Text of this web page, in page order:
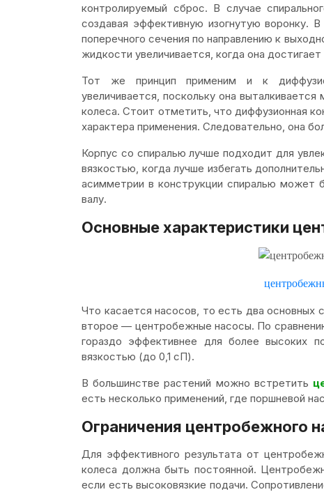
контролируемый сброс. В случае
создавая эффективную изогнутую воронку.
поперечного сечения по направлению к
жидкости увеличивается, когда она
Тот же принцип применим и к
увеличивается, поскольку она
колеса. Стоит отметить, что диффузионная
характера применения. Следовательно, она
Корпус со спиралью лучше подходит для
вязкостью, когда лучше избегать
асимметрии в конструкции спиралью может
валу.
Основные характеристики
Что касается насосов, то есть два
второе — центробежные насосы. По
гораздо эффективнее для более высоких
вязкостью (до 0,1 сП).
В большинстве растений можно встретить
есть несколько применений, где поршневой
Ограничения центробежного
Для эффективного результата от
колеса должна быть постоянной.
если есть высоковязкие подачи.